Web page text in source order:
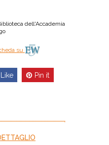
dell'Accademia
su
Like Pin it